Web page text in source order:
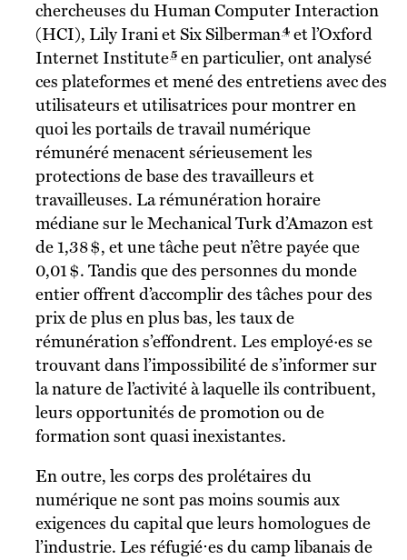
chercheuses du Human Computer Interaction
(HCI), Lily Irani et Six Silberman4et l’Oxford
Internet Institute5en particulier, ont analysé
ces plateformes et mené des entretiens avec des
utilisateurs et utilisatrices pour montrer en
quoi les portails de travail numérique
rémunéré menacent sérieusement les
protections de base des travailleurs et
travailleuses. La rémunération horaire
médiane sur le Mechanical Turk d’Amazon est
de 1,38 $, et une tâche peut n’être payée que
0,01 $. Tandis que des personnes du monde
entier offrent d’accomplir des tâches pour des
prix de plus en plus bas, les taux de
rémunération s’effondrent. Les employé·es se
trouvant dans l’impossibilité de s’informer sur
la nature de l’activité à laquelle ils contribuent,
leurs opportunités de promotion ou de
formation sont quasi inexistantes.
En outre, les corps des prolétaires du
numérique ne sont pas moins soumis aux
exigences du capital que leurs homologues de
l’industrie. Les réfugié⋅es du camp libanais de